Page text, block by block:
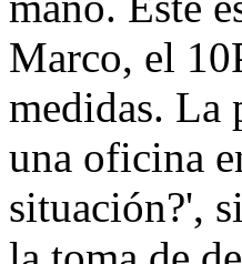
Marco, el
medidas. La
una oficina
situación?',